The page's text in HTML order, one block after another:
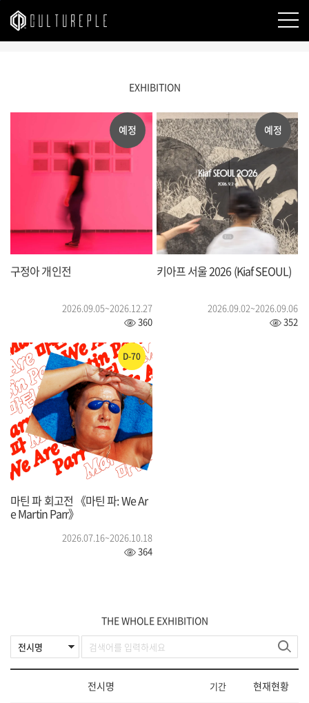
본문바로가기
EXHIBITION
예정
구정아 개인전
2026.09.05~2026.12.27
360
예정
키아프 서울 2026 (Kiaf SEOUL)
2026.09.02~2026.09.06
352
D-70
마틴 파 회고전 《마틴 파: We Ar
e Martin Parr》
2026.07.16~2026.10.18
364
THE WHOLE EXHIBITION
전시명 기간 현재현황